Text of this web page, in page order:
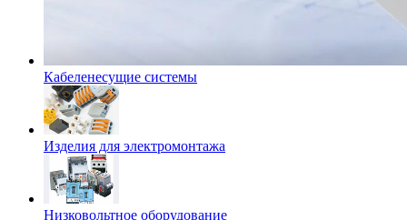
Кабеленесущие системы
Изделия для электромонтажа
Низковольтное оборудование